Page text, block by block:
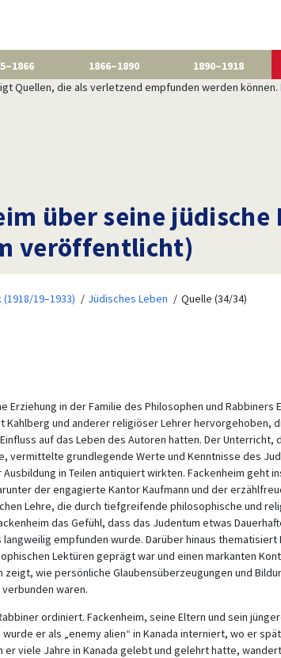
1866–1890 1890–1918
Quellen, die als verletzend empfunden werden können.
über seine
veröffentlicht)
19–1933) Jüdisches Leben Quelle (34/34)
Erziehung in der Familie des Philosophen und Rabbiners
Kahlberg und anderer religiöser Le­hrer hervorgehoben,
auf das Leben des Autoren hatten. Der Unterricht,
vermittelte grundlegende Werte und Kenntnisse des
in Teilen antiquiert wirkten. Fackenheim geht
der engagierte Kantor Kaufmann und der
Lehre, die durch tiefgreifende philosophische und
das Gefühl, dass das Judentum etwas
langweilig empfunden wurde. Darüber hinaus
Lektüren geprägt war und einen markanten
wie persönliche Glaubensüberzeugungen und
waren.
ordiniert. Fackenheim, seine Eltern und sein
er als „enemy alien“ in Kanada interniert, wo er
viele Jahre in Kanada gelebt und gelehrt hatte,